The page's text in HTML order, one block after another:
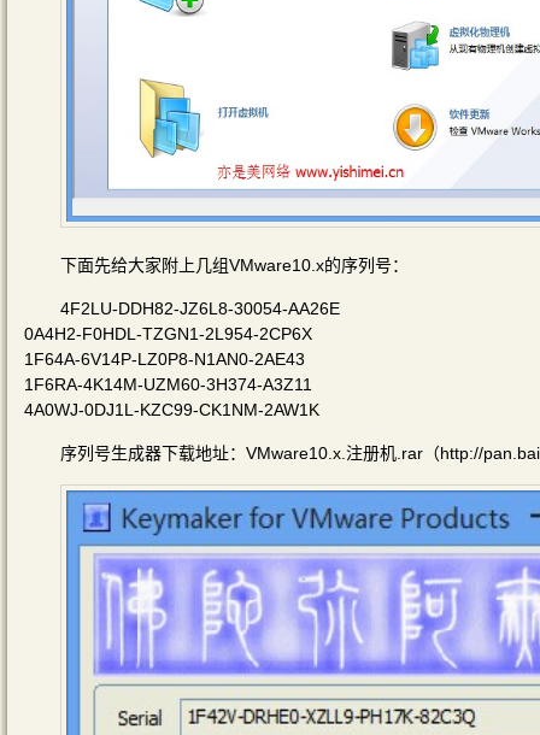
下面先给大家附上几组VMware10.x的序列号：
4F2LU-DDH82-JZ6L8-30054-AA26E
0A4H2-F0HDL-TZGN1-2L954-2CP6X
1F64A-6V14P-LZ0P8-N1AN0-2AE43
1F6RA-4K14M-UZM60-3H374-A3Z11
4A0WJ-0DJ1L-KZC99-CK1NM-2AW1K
序列号生成器下载地址：VMware10.x.注册机.rar（http://